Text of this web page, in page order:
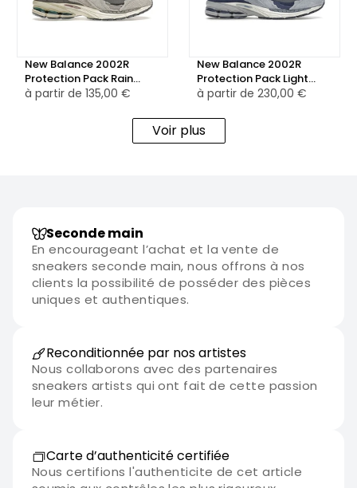
New Balance 2002R
Protection Pack Rain
Cloud
à partir de 135,00 €
New Balance 2002R
Protection Pack Light
Arctic Grey Purple
à partir de 230,00 €
Voir plus
Seconde main
En encourageant l’achat et la vente de
sneakers seconde main, nous offrons à nos
clients la possibilité de posséder des pièces
uniques et authentiques.
Reconditionnée par nos artistes
Nous collaborons avec des partenaires
sneakers artists qui ont fait de cette passion
leur métier.
Carte d’authenticité certifiée
Nous certifions l'authenticite de cet article